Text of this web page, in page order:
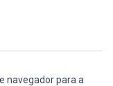
navegador para a